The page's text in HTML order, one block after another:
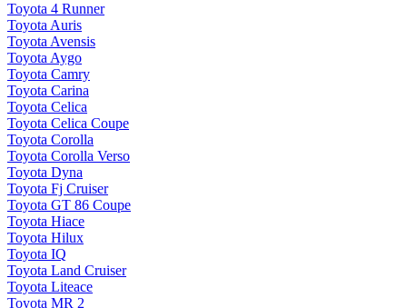
Toyota 4 Runner
Toyota Auris
Toyota Avensis
Toyota Aygo
Toyota Camry
Toyota Carina
Toyota Celica
Toyota Celica Coupe
Toyota Corolla
Toyota Corolla Verso
Toyota Dyna
Toyota Fj Cruiser
Toyota GT 86 Coupe
Toyota Hiace
Toyota Hilux
Toyota IQ
Toyota Land Cruiser
Toyota Liteace
Toyota MR 2